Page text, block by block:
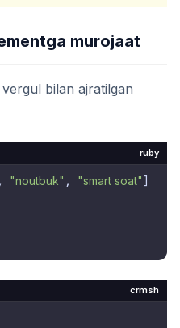
murojaat
bilan ajratilgan
ruby
, "noutbuk" , "smart soat"]
crmsh